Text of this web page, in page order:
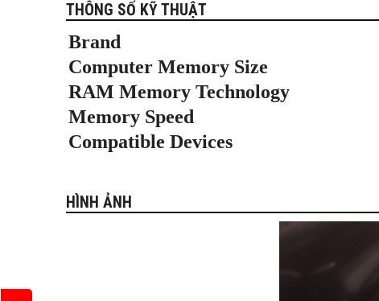
THÔNG SỐ KỸ THUẬT
Brand
Computer Memory Size
RAM Memory Technology
Memory Speed
Compatible Devices
HÌNH ẢNH